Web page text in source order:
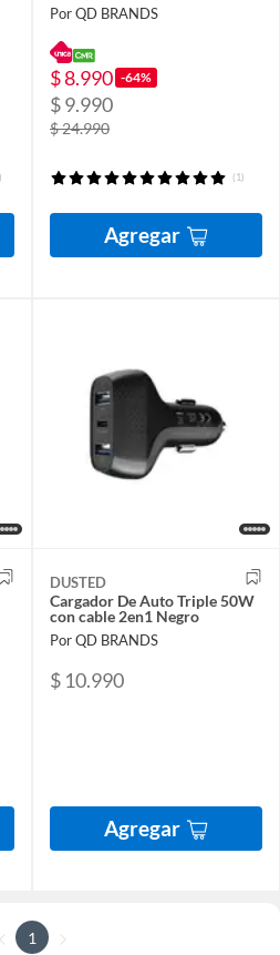
Por QD BRANDS
$ 8.990 -64%
$ 9.990
$ 24.990
(1)
Agregar
DUSTED
Cargador De Auto Triple 50W
con cable 2en1 Negro
Por QD BRANDS
$ 10.990
Agregar
1